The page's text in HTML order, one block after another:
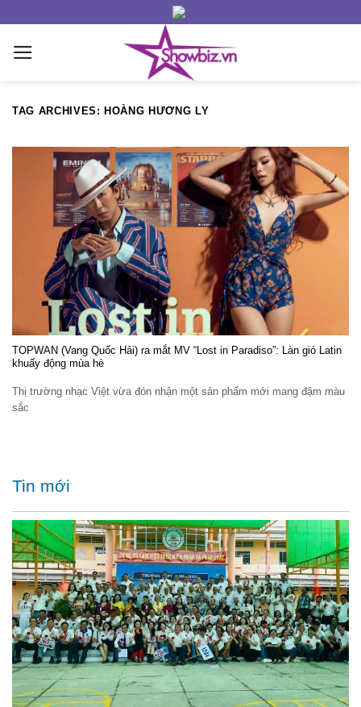
content
TAG ARCHIVES: HOÀNG HƯƠNG LY
TOPWAN (Vang Quốc Hải) ra mắt MV “Lost in Paradiso”: Làn gió Latin
khuấy động mùa hè
Thị trường nhạc Việt vừa đón nhận một sản phẩm mới mang đậm màu
sắc
Tin mới